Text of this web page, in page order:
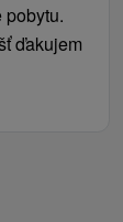
ďakujem